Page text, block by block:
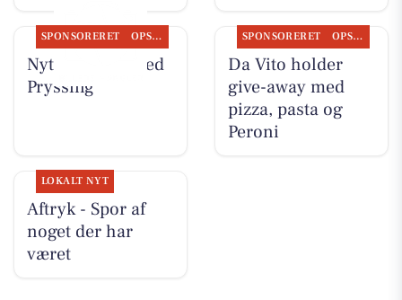
SPONSORERET OPSLAGSTAVLEN
Nyt fra Guldsmed
Pryssing
SPONSORERET OPSLAGSTAVLEN
Da Vito holder
give-away med
pizza, pasta og
Peroni
LOKALT NYT
Aftryk - Spor af
noget der har
været